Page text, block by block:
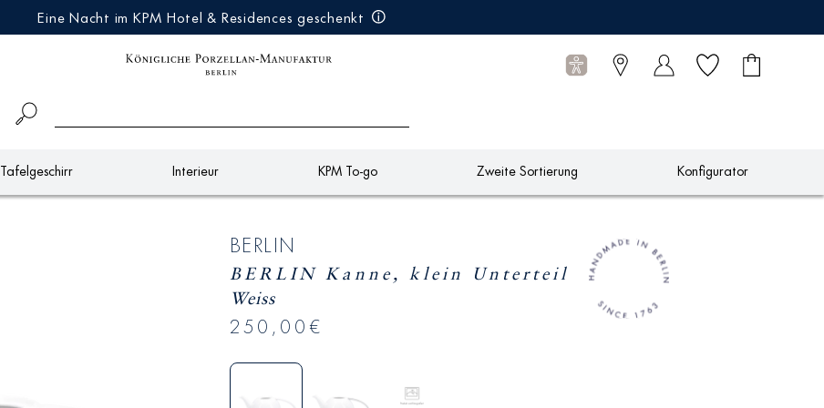
Eine Nacht im KPM Hotel & Residences geschenkt
Wunschliste
Warenkorb
0
Tafelgeschirr Interieur KPM To-go Zweite Sortierung Konfigurator
BERLIN
BERLIN Kanne, klein Unterteil
Weiss
250,00€